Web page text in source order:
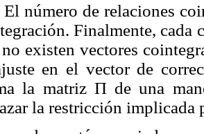
número de relaciones
Finalmente, cada
existen vectores
en el vector de
la matriz Π de una
la restricción